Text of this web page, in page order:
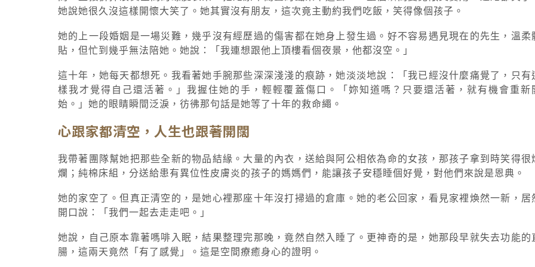
她說她很久沒這樣開懷大笑了。她其實沒有朋友，這次竟主動約我們吃飯，笑得像個孩子。
她的上一段婚姻是一場災難，幾乎沒有經歷過的傷害都在她身上發生過。好不容易遇見現在的先生，溫柔
貼，但忙到幾乎無法陪她。她說：「我連想跟他上頂樓看個夜景，他都沒空。」
這十年，她每天都想死。我看著她手腕那些深深淺淺的痕跡，她淡淡地說：「我已經沒什麼痛覺了，只有
樣我才覺得自己還活著。」我握住她的手，輕輕覆蓋傷口。「妳知道嗎？只要還活著，就有機會重新
始。」她的眼睛瞬間泛淚，彷彿那句話是她等了十年的救命繩。
心跟家都清空，人生也跟著開闊
我帶著團隊幫她把那些全新的物品結緣。大量的內衣，送給與阿公相依為命的女孩，那孩子拿到時笑得很
爛；純棉床組，分送給患有異位性皮膚炎的孩子的媽媽們，能讓孩子安穩睡個好覺，對他們來說是恩典。
她的家空了。但真正清空的，是她心裡那座十年沒打掃過的倉庫。她的老公回家，看見家裡煥然一新，居
開口說：「我們一起去走走吧。」
她說，自己原本靠著嗎啡入眠，結果整理完那晚，竟然自然入睡了。更神奇的是，她那段早就失去功能的
腸，這兩天竟然「有了感覺」。這是空間療癒身心的證明。